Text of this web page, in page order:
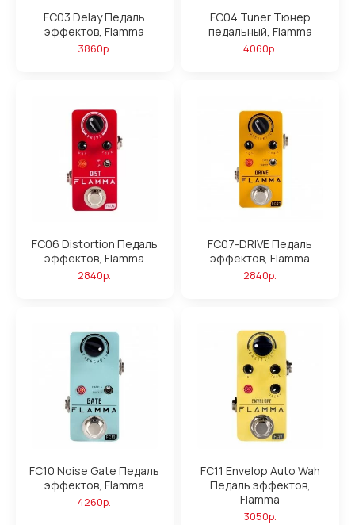
FC03 Delay Педаль
эффектов, Flamma
3860р.
FC04 Tuner Тюнер
педальный, Flamma
4060р.
FC06 Distortion Педаль
эффектов, Flamma
2840р.
FC07-DRIVE Педаль
эффектов, Flamma
2840р.
FC10 Noise Gate Педаль
эффектов, Flamma
4260р.
FC11 Envelop Auto Wah
Педаль эффектов,
Flamma
3050р.